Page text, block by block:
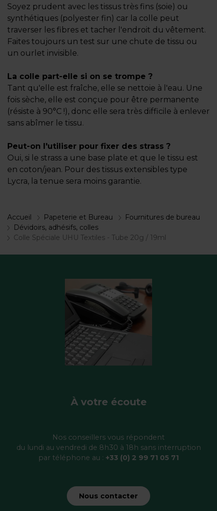
Soyez prudent avec les tissus très fins (soie) ou
synthétiques (polyester fin) car la colle peut
traverser les fibres et tacher l'endroit du vêtement.
Faites toujours un test sur une chute de tissu ou
un ourlet invisible.
La colle part-elle si on se trompe ?
Tant qu'elle est fraîche, elle se nettoie à l'eau. Une
fois sèche, elle est conçue pour être permanente
(résiste à 90°C !), donc elle sera très difficile à enlever
sans abîmer le tissu.
Peut-on l'utiliser pour fixer des strass ?
Oui, si le strass a une base plate et que le tissu est
en coton/jean. Pour des tissus extensibles type
Lycra, la tenue sera moins garantie.
Accueil Papeterie et Bureau
Fournitures de bureau
Dévidoirs, adhésifs, colles
Colle Spéciale UHU Textiles - Tube 20g / 19ml
À votre écoute
Nos conseillers vous répondent
du lundi au vendredi de 8h30 à 18h sans interruption
par téléphone au : +33 (0) 2 99 71 05 71
Nous contacter